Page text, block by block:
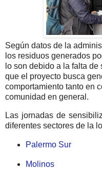
Según datos de la
los residuos generados
lo son debido a la falta
que el proyecto busca
comportamiento tanto en
comunidad en general.
Las jornadas de
diferentes sectores de la
Palermo Sur
Molinos